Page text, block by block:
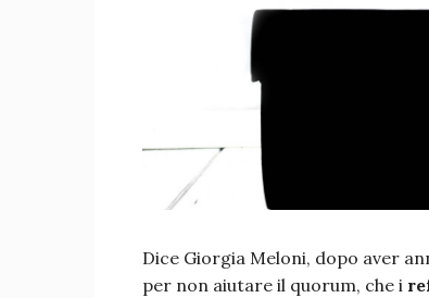
Dice Giorgia Meloni, dopo aver
per non aiutare il quorum, che i